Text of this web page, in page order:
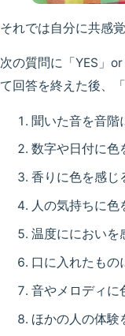
それでは自分に共感
次の質問に「YES」
て回答を終えた後、
聞いた音を音階
数字や日付に色
香りに色を感じ
人の気持ちに色
温度ににおいを
口に入れたもの
音やメロディに
ほかの人の体験